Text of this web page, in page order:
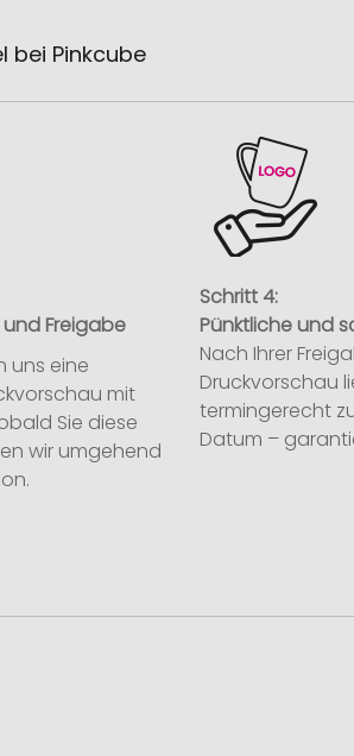
bei Pinkcube
Freigabe
uns eine
mit
Sie diese
wir umgehend
Schritt 4:
Pünktliche und
Nach Ihrer
Druckvorschau
termingerecht
Datum –